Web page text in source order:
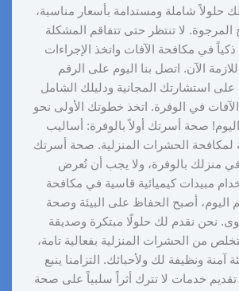
حلولاً شاملة ومستدامة بأسعار مناسبة،
المرجوة. لا تنتظر حتى تتفاقم المشكلة
ذكياً في مكافحة الآفات واتخذ الإجراءات
اللازمة الآن. اتصل بنا اليوم على الرقم
لتحصل على استشارتك المجانية ودليلك الشامل
في الوفرة. اتخذ خطوتك الأولى نحو
صحة أسرتك أولاً بالوفرة: أساليب
لمكافحة الحشرات المنزلية. صحة أسرتك
منزلك بالوفرة، ولا يجب أن تُعرض
مبيدات كيميائية قاسية في مكافحة
اليوم، أصبح الحفاظ على البيئة وصحة
نحن نقدم لك حلولًا مبتكرة وصديقة
من الحشرات المنزلية بفعالية تامة،
آمنة ونظيفة لك ولأحبائك. التزامنا ينبع
تقديم خدمات لا تترك أثراً سلبياً على صحة